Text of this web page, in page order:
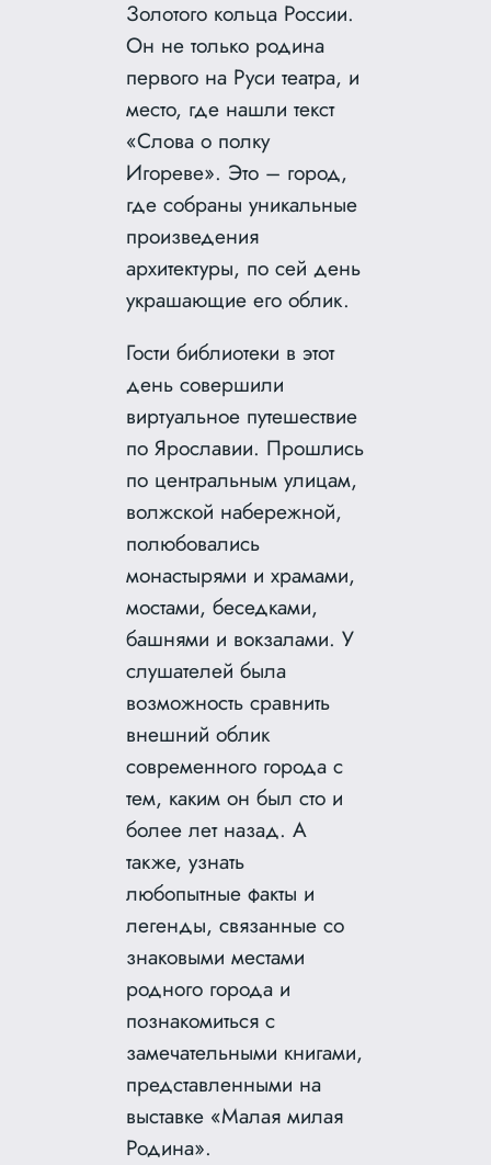
Золотого кольца России.
Он не только родина
первого на Руси театра, и
место, где нашли текст
«Слова о полку
Игореве». Это – город,
где собраны уникальные
произведения
архитектуры, по сей день
украшающие его облик.
Гости библиотеки в этот
день совершили
виртуальное путешествие
по Ярославии. Прошлись
по центральным улицам,
волжской набережной,
полюбовались
монастырями и храмами,
мостами, беседками,
башнями и вокзалами. У
слушателей была
возможность сравнить
внешний облик
современного города с
тем, каким он был сто и
более лет назад. А
также, узнать
любопытные факты и
легенды, связанные со
знаковыми местами
родного города и
познакомиться с
замечательными книгами,
представленными на
выставке «Малая милая
Родина».